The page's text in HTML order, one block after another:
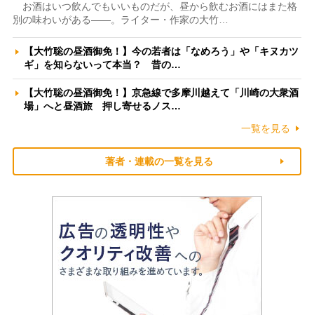
お酒はいつ飲んでもいいものだが、昼から飲むお酒にはまた格
別の味わいがある――。ライター・作家の大竹…
【大竹聡の昼酒御免！】今の若者は「なめろう」や「キヌカツ
ギ」を知らないって本当？ 昔の…
【大竹聡の昼酒御免！】京急線で多摩川越えて「川崎の大衆酒
場」へと昼酒旅 押し寄せるノス…
一覧を見る
著者・連載の一覧を見る